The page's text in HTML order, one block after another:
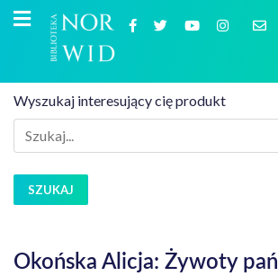
Wyszukaj interesujący cię produkt
SZUKAJ
Okońska Alicja: Żywoty pań